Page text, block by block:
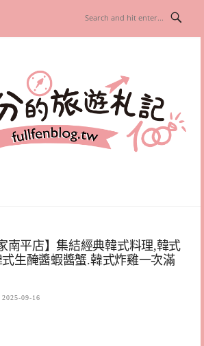
南平店】集結經典韓式料理,韓式
生醃醬蝦醬蟹.韓式炸雞一次滿
2025-09-16